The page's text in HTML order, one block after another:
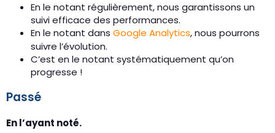
En le notant régulièrement, nous garantissons un
suivi efficace des performances.
En le notant dans Google Analytics, nous pourrons
suivre l’évolution.
C’est en le notant systématiquement qu’on
progresse !
Passé
En l’ayant noté.